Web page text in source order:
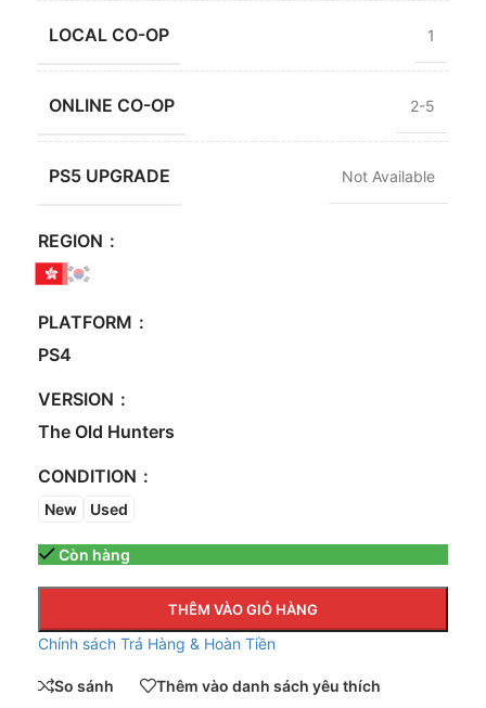
LOCAL CO-OP 1
ONLINE CO-OP 2-5
PS5 UPGRADE Not Available
REGION
PLATFORM
PS4
VERSION
The Old Hunters
CONDITION
New Used
Còn hàng
THÊM VÀO GIỎ HÀNG
Chính sách Trả Hàng & Hoàn Tiền
So sánh Thêm vào danh sách yêu thích